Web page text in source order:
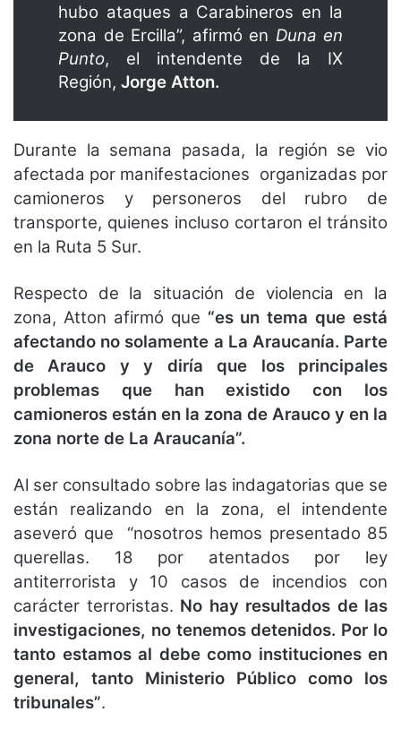
hubo ataques a Carabineros en la
zona de Ercilla”, afirmó en Duna en
Punto, el intendente de la IX
Región, Jorge Atton.
Durante la semana pasada, la región se vio
afectada por manifestaciones organizadas por
camioneros y personeros del rubro de
transporte, quienes incluso cortaron el tránsito
en la Ruta 5 Sur.
Respecto de la situación de violencia en la
zona, Atton afirmó que “es un tema que está
afectando no solamente a La Araucanía. Parte
de Arauco y y diría que los principales
problemas que han existido con los
camioneros están en la zona de Arauco y en la
zona norte de La Araucanía”.
Al ser consultado sobre las indagatorias que se
están realizando en la zona, el intendente
aseveró que “nosotros hemos presentado 85
querellas. 18 por atentados por ley
antiterrorista y 10 casos de incendios con
carácter terroristas. No hay resultados de las
investigaciones, no tenemos detenidos. Por lo
tanto estamos al debe como instituciones en
general, tanto Ministerio Público como los
tribunales”.